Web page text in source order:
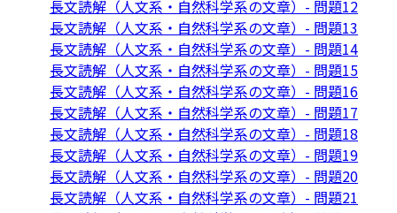
長文読解（人文系・自然科学系の文章）- 問題12
長文読解（人文系・自然科学系の文章）- 問題13
長文読解（人文系・自然科学系の文章）- 問題14
長文読解（人文系・自然科学系の文章）- 問題15
長文読解（人文系・自然科学系の文章）- 問題16
長文読解（人文系・自然科学系の文章）- 問題17
長文読解（人文系・自然科学系の文章）- 問題18
長文読解（人文系・自然科学系の文章）- 問題19
長文読解（人文系・自然科学系の文章）- 問題20
長文読解（人文系・自然科学系の文章）- 問題21